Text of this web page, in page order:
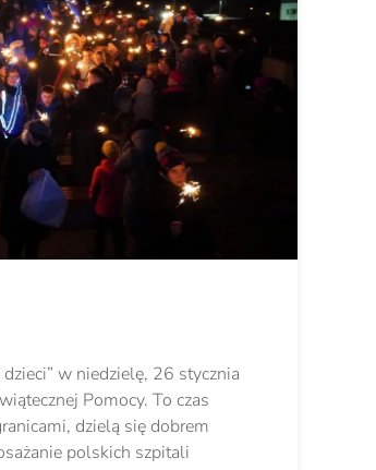
w niedzielę, 26 stycznia
Pomocy. To czas
dzielą się dobrem
polskich szpitali